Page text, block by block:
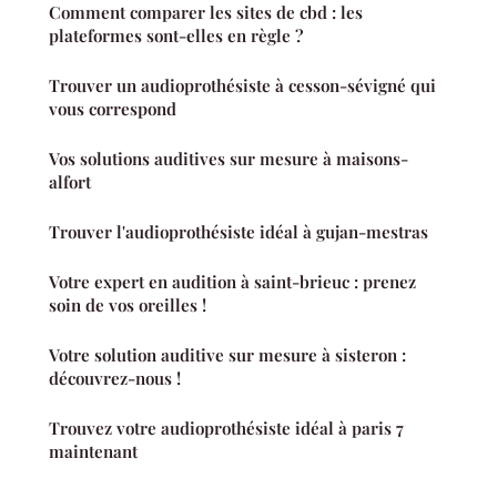
Comment comparer les sites de cbd : les
plateformes sont-elles en règle ?
Trouver un audioprothésiste à cesson-sévigné qui
vous correspond
Vos solutions auditives sur mesure à maisons-
alfort
Trouver l'audioprothésiste idéal à gujan-mestras
Votre expert en audition à saint-brieuc : prenez
soin de vos oreilles !
Votre solution auditive sur mesure à sisteron :
découvrez-nous !
Trouvez votre audioprothésiste idéal à paris 7
maintenant